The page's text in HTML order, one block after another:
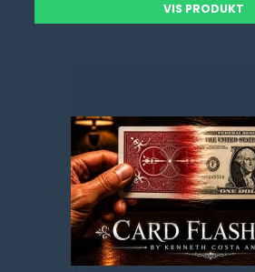
VIS PRODUKT